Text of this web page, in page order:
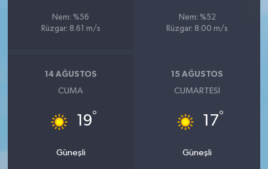
Nem: %56
Rüzgar: 8.61 m/s
Nem: %52
Rüzgar: 8.00 m/s
14 AĞUSTOS
CUMA
19°
Güneşli
15 AĞUSTOS
CUMARTESI
17°
Güneşli